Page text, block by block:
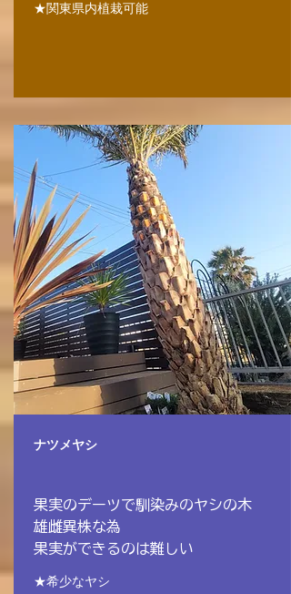
★関東県内植栽可能
ナツメヤシ
果実のデーツで馴染みのヤシの木
雄雌異株な為
​果実ができるのは難しい
★希少なヤシ